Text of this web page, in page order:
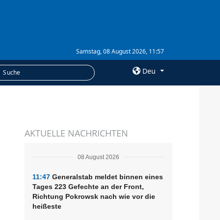
Samstag, 08 August 2026, 11:57
Deu
Abonnement
AKTUELLE NACHRICHTEN
08 August 2026
11:47 Generalstab meldet binnen eines
Tages 223 Gefechte an der Front,
Richtung Pokrowsk nach wie vor die
heißeste